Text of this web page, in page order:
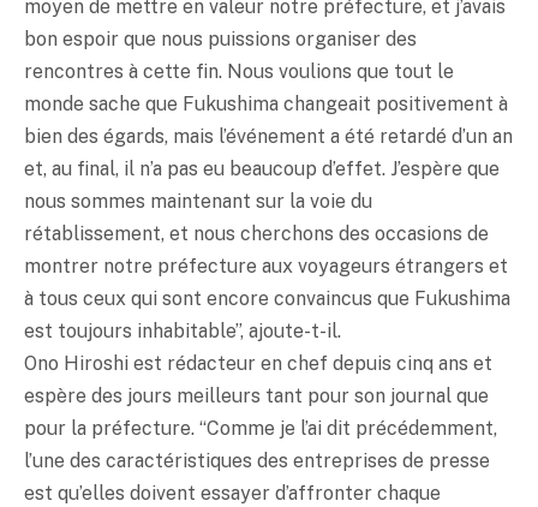
moyen de mettre en valeur notre préfecture, et j’avais
bon espoir que nous puissions organiser des
rencontres à cette fin. Nous voulions que tout le
monde sache que Fukushima changeait positivement à
bien des égards, mais l’événement a été retardé d’un an
et, au final, il n’a pas eu beaucoup d’effet. J’espère que
nous sommes maintenant sur la voie du
rétablissement, et nous cherchons des occasions de
montrer notre préfecture aux voyageurs étrangers et
à tous ceux qui sont encore convaincus que Fukushima
est toujours inhabitable”, ajoute-t-il.
Ono Hiroshi est rédacteur en chef depuis cinq ans et
espère des jours meilleurs tant pour son journal que
pour la préfecture. “Comme je l’ai dit précédemment,
l’une des caractéristiques des entreprises de presse
est qu’elles doivent essayer d’affronter chaque